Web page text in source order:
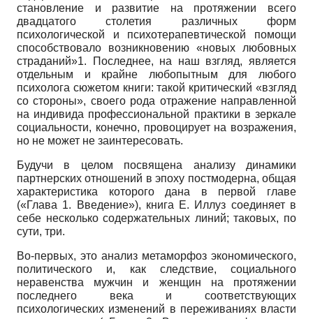
становление и развитие на протяжении всего
двадцатого столетия различных форм
психологической и психотерапевтической помощи
способствовало возникновению «новых любовных
страданий»1. Последнее, на наш взгляд, является
отдельным и крайне любопытным для любого
психолога сюжетом книги: такой критический «взгляд
со стороны», своего рода отражение направленной
на индивида профессиональной практики в зеркале
социальности, конечно, провоцирует на возражения,
но не может не заинтересовать.
Будучи в целом посвящена анализу динамики
партнерских отношений в эпоху постмодерна, общая
характеристика которого дана в первой главе
(«Глава 1. Введение»), книга Е. Иллуз соединяет в
себе несколько содержательных линий; таковых, по
сути, три.
Во-первых, это анализ метаморфоз экономического,
политического и, как следствие, социального
неравенства мужчин и женщин на протяжении
последнего века и соответствующих
психологических изменений в переживаниях власти